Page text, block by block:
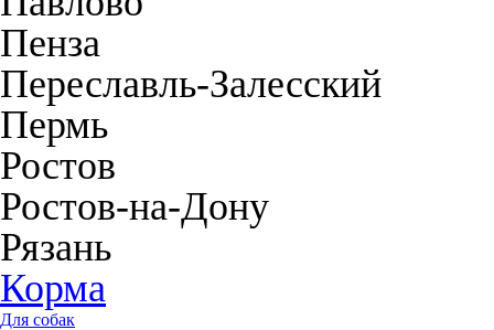
Пенза
Переславль-Залесский
Пермь
Ростов
Ростов-на-Дону
Рязань
Корма
Для собак